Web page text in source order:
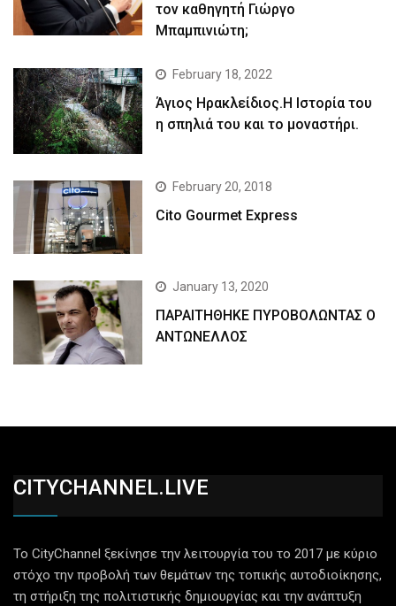
τον καθηγητή Γιώργο
Μπαμπινιώτη;
February 18, 2022
Άγιος Ηρακλείδιος.Η Ιστορία του
η σπηλιά του και το μοναστήρι.
February 20, 2018
Cito Gourmet Express
January 13, 2020
ΠΑΡΑΙΤΗΘΗΚΕ ΠΥΡΟΒΟΛΩΝΤΑΣ Ο
ΑΝΤΩΝΕΛΛΟΣ
CITYCHANNEL.LIVE
Το CityChannel ξεκίνησε την λειτουργία του το 2017 με κύριο
στόχο την προβολή των θεμάτων της τοπικής αυτοδιοίκησης,
τη στήριξη της πολιτιστικής δημιουργίας και την ανάπτυξη